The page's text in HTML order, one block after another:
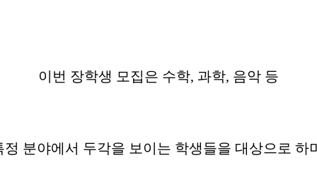
이번 장학생 모집은 수학, 과학, 음악 등
정 분야에서 두각을 보이는 학생들을 대상으로 하